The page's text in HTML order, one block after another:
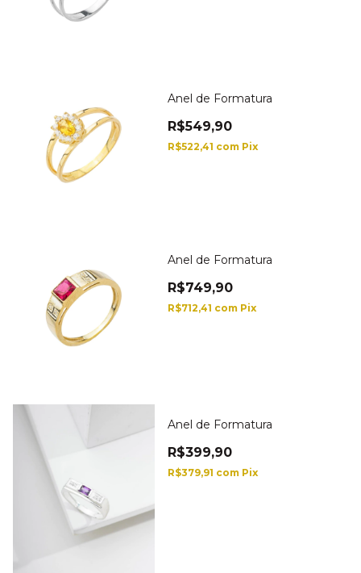
Anel de Formatura
R$549,90
R$522,41 com Pix
Anel de Formatura
R$749,90
R$712,41 com Pix
Anel de Formatura
R$399,90
R$379,91 com Pix